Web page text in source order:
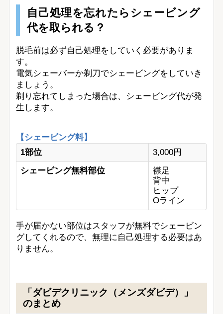
自己処理を忘れたらシェービング
代を取られる？
脱毛前は必ず自己処理をしていく必要がありま
す。
電気シェーバーか剃刀でシェービングをしていき
ましょう。
剃り忘れてしまった場合は、シェービング代が発
生します。
【シェービング料】
1部位
3,000円
シェービング無料部位
襟足
背中
ヒップ
Oライン
手が届かない部位はスタッフが無料でシェービン
グしてくれるので、無理に自己処理する必要はあ
りません。
「ダビデクリニック（メンズダビデ）」
のまとめ